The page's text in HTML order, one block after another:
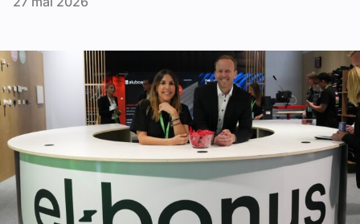
Tips oss
Ledige stillinger
eBlad
Aktivitetskalender